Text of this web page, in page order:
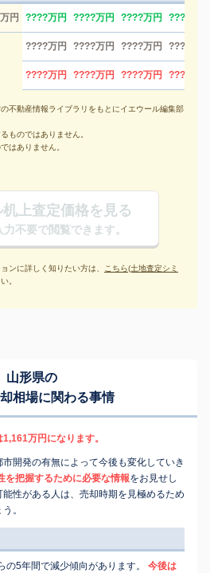
円 ????万円 ????万円 ????万円 ????万円
????万円 ????万円 ????万円 ????万円
????万円 ????万円 ????万円 ????万円
不動産情報ライブラリをもとにイエウール編集部
ものではありません。
はありません。
上査定価格を見る
不要で閲覧できます。
ンに詳しく知りたい方は、 こちら(土地査定シミ
。
山形県の
相場に関わる事情
万円になります。
開発の有無によって今後も変化していき
を把握するために必要な情報をお見せし
性がある人は、売却時期を見極めるため
。
5年間で減少傾向があります。
今後は